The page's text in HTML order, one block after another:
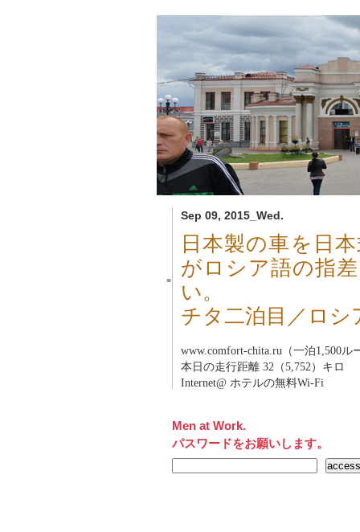
Sep 09, 2015_Wed.
■
日本製の車を日
がロシア語の指
い。
チタ二泊目／ロシ
www.comfort-chita.ru（一泊1,500ル
本日の走行距離 32（5,752）キロ
Internet@ ホテルの無料Wi-Fi
Men at Work.
パスワードをお願いします。